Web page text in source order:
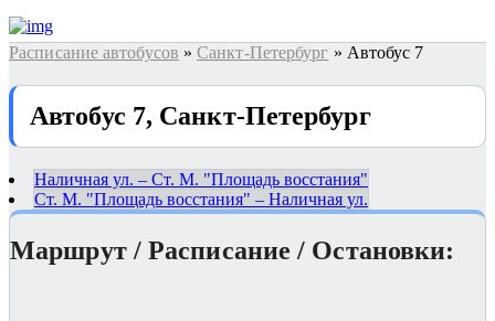
Расписание автобусов » Санкт-Петербург » Автобус 7
Автобус 7, Санкт-Петербург
Наличная ул. – Ст. М. "Площадь восстания"
Ст. М. "Площадь восстания" – Наличная ул.
Маршрут / Расписание / Остановки: